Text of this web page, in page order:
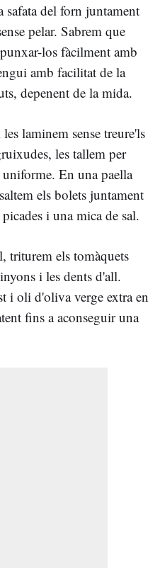
safata del forn juntament
pelar. Sabrem que
los fàcilment amb
amb facilitat de la
depenent de la mida.
laminem sense treure'ls
les tallem per
En una paella
els bolets juntament
i una mica de sal.
triturem els tomàquets
i les dents d'all.
i oli d'oliva verge extra en
fins a aconseguir una